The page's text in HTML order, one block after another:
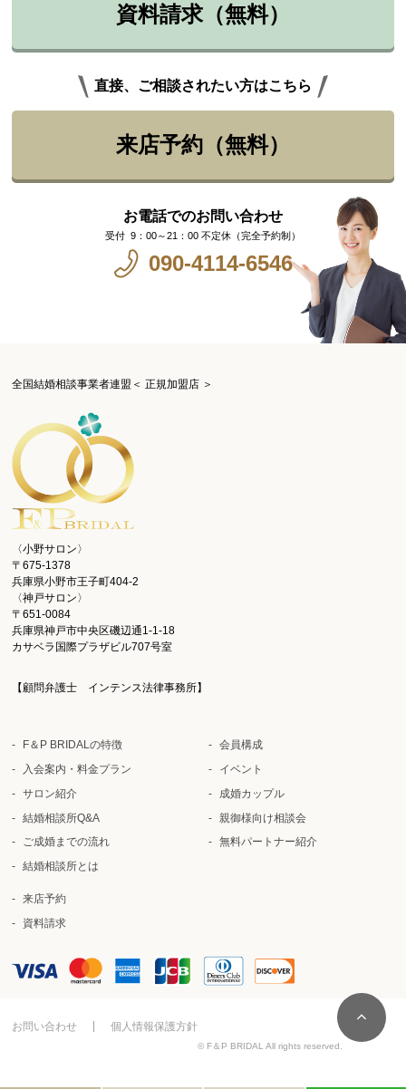
資料請求（無料）
直接、ご相談されたい方はこちら
来店予約（無料）
お電話でのお問い合わせ
9：00～21：00 不定休（完全予約制）
090-4114-6546
全国結婚相談事業者連盟＜ 正規加盟店 ＞
〈小野サロン〉
〒675-1378
兵庫県小野市王子町404-2
〈神戸サロン〉
〒651-0084
兵庫県神戸市中央区磯辺通1-1-18
カサベラ国際プラザビル707号室
【顧問弁護士 インテンス法律事務所】
F＆P BRIDALの特徴
入会案内・料金プラン
サロン紹介
結婚相談所Q&A
ご成婚までの流れ
結婚相談所とは
会員構成
イベント
成婚カップル
親御様向け相談会
無料パートナー紹介
来店予約
資料請求
お問い合わせ 個人情報保護方針
© F＆P BRIDAL All rights reserved.